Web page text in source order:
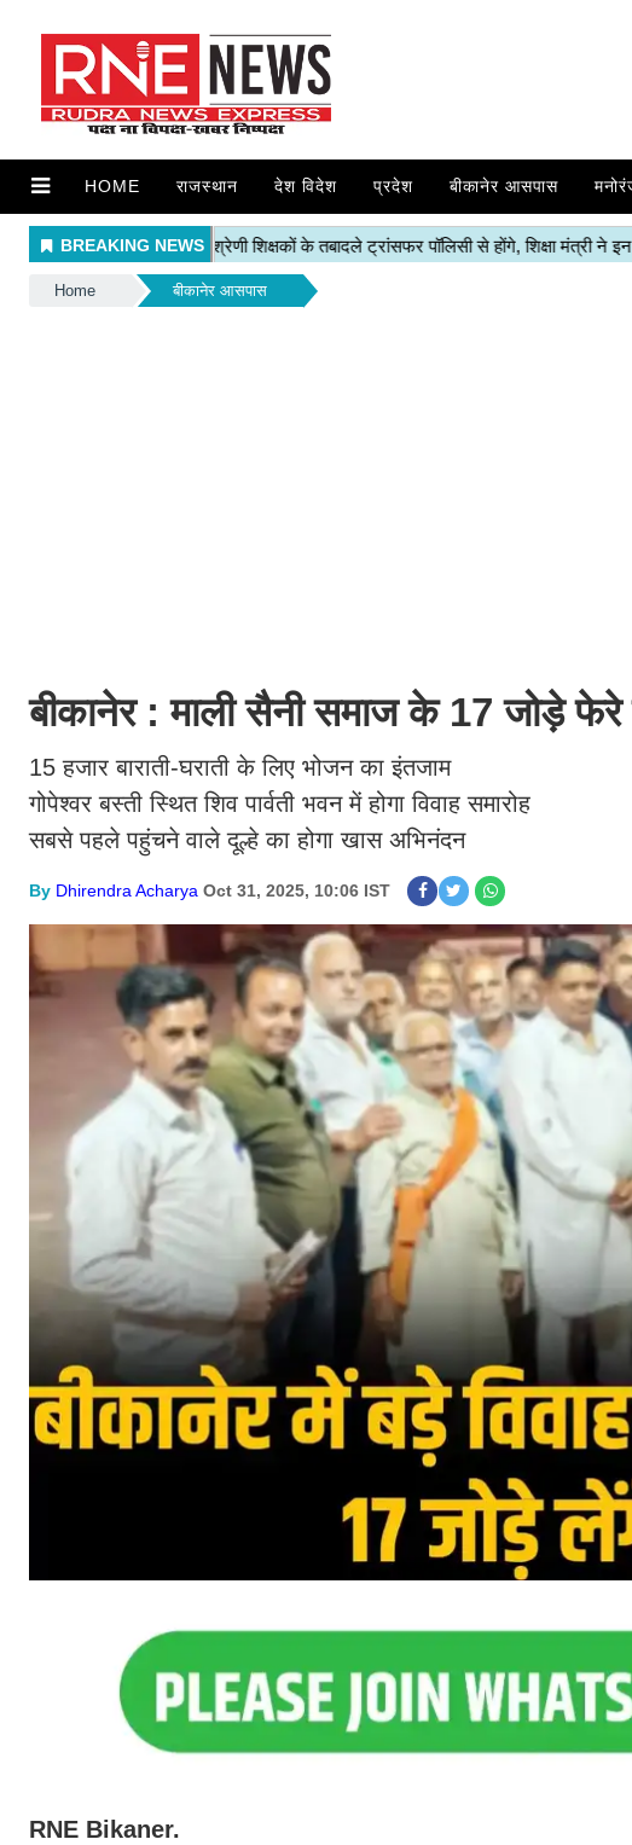
HOME राजस्थान देश विदेश प्रदेश बीकानेर आसपास
Home बीकानेर आसपास
बीकानेर : माली सैनी समाज के 17 जोड़े फेरे
15 हजार बाराती-घराती के लिए भोजन का इंतजाम
गोपेश्वर बस्ती स्थित शिव पार्वती भवन में होगा विवाह समारोह
सबसे पहले पहुंचने वाले दूल्हे का होगा खास अभिनंदन
By Dhirendra Acharya Oct 31, 2025, 10:06 IST
RNE Bikaner.